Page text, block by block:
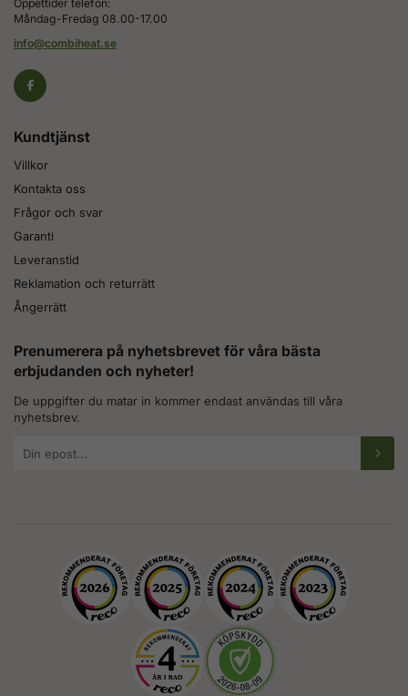
Öppettider telefon:
Måndag-Fredag 08.00-17.00
info@combiheat.se
Kundtjänst
Villkor
Kontakta oss
Frågor och svar
Garanti
Leveranstid
Reklamation och returrätt
Ångerrätt
Prenumerera på nyhetsbrevet för våra bästa
erbjudanden och nyheter!
De uppgifter du matar in kommer endast användas till våra
nyhetsbrev.
postadress